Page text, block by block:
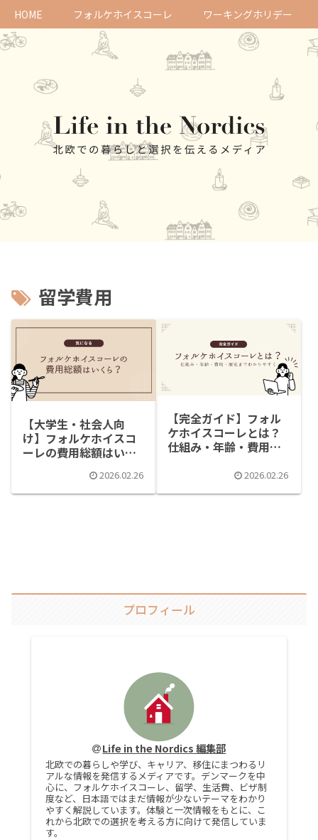
HOME フォルケホイスコーレ ワーキングホリデー
留学費用
【大学生・社会人向
け】フォルケホイスコ
ーレの費用総額はいく
ル相場を解説
2026.02.26
【完全ガイド】フォル
ケホイスコーレとは？
仕組み・年齢・費用・
2026.02.26
プロフィール
Life in the Nordics 編集部
北欧での暮らしや学び、キャリア、移住にまつわるリ
アルな情報を発信するメディアです。デンマークを中
心に、フォルケホイスコーレ、留学、生活費、ビザ制
度など、日本語ではまだ情報が少ないテーマをわかり
やすく解説しています。体験と一次情報をもとに、こ
れから北欧での選択を考える方に向けて発信していま
す。